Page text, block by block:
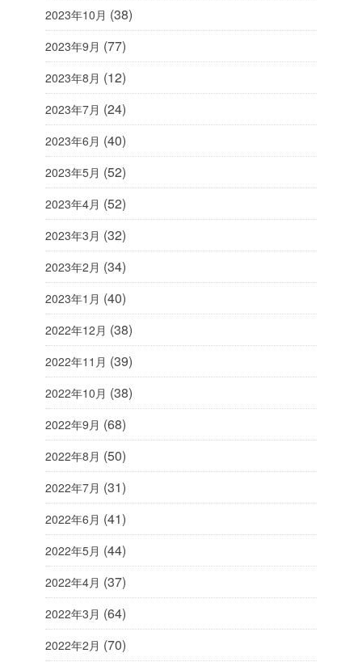
2023年10月 (38)
2023年9月 (77)
2023年8月 (12)
2023年7月 (24)
2023年6月 (40)
2023年5月 (52)
2023年4月 (52)
2023年3月 (32)
2023年2月 (34)
2023年1月 (40)
2022年12月 (38)
2022年11月 (39)
2022年10月 (38)
2022年9月 (68)
2022年8月 (50)
2022年7月 (31)
2022年6月 (41)
2022年5月 (44)
2022年4月 (37)
2022年3月 (64)
2022年2月 (70)